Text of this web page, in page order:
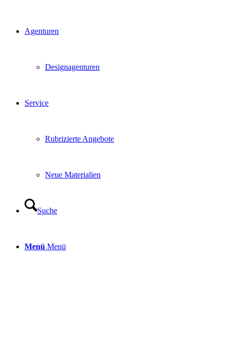
Agenturen
Designagenturen
Service
Rubrizierte Angebote
Neue Materialien
Suche
Menü Menü